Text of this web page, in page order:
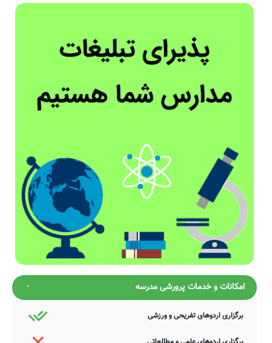
امکانات و خدمات پرورشی مدرسه
برگزاری اردوهای تفریحی و ورزشی